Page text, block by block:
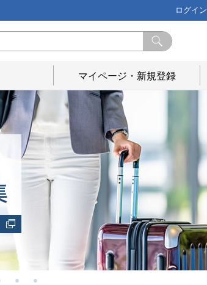
ログイン
マイページ・新規登録